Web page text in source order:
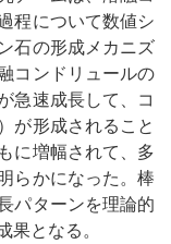
程について数値シ
石の形成メカニズ
コンドリュールの
急速成長して、コ
が形成されること
に増幅されて、多
らかになった。棒
パターンを理論的
となる。